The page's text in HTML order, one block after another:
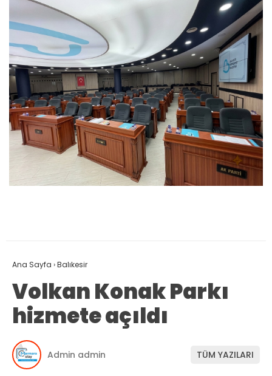
Ana Sayfa ›Balıkesir
Volkan Konak Parkı
hizmete açıldı
Admin admin TÜM YAZILARI